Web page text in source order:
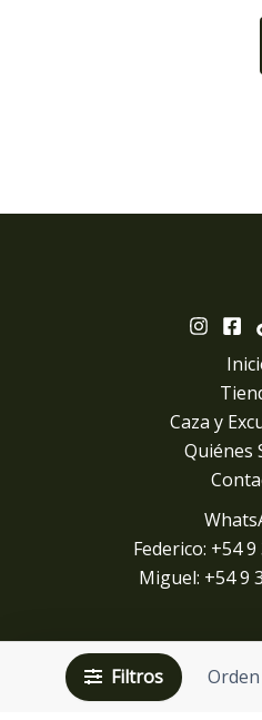
Filtros
Caza y
Quiénes
Federico: +54
Miguel: +54 9
Copyright © 2026